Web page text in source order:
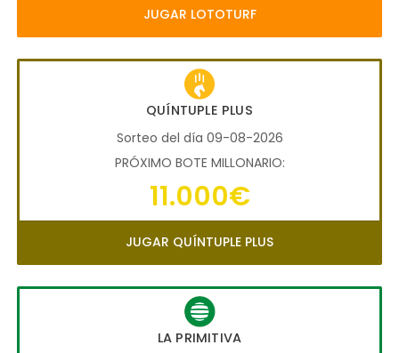
JUGAR LOTOTURF
QUÍNTUPLE PLUS
Sorteo del día 09-08-2026
PRÓXIMO BOTE MILLONARIO:
11.000€
JUGAR QUÍNTUPLE PLUS
LA PRIMITIVA